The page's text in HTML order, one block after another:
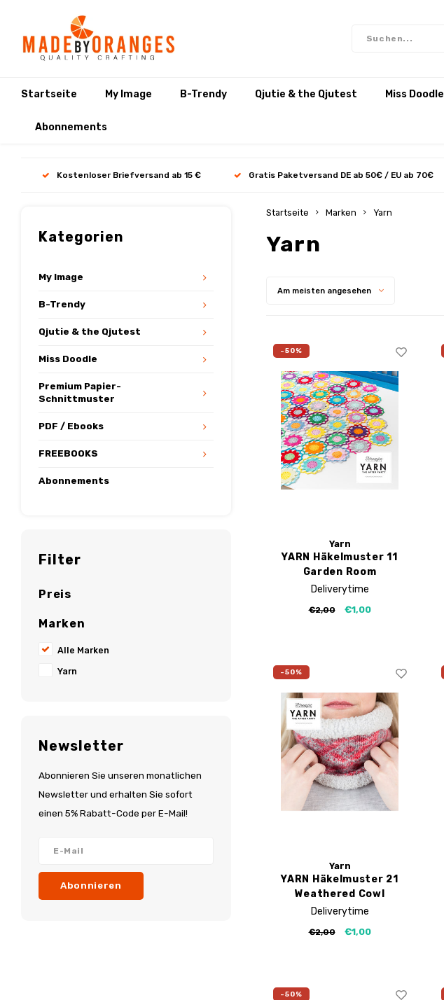
Startseite My Image B-Trendy Qjutie & the Qjutest Miss Doodle
Abonnements
Kostenloser Briefversand ab 15 € Gratis Paketversand DE ab 50€ / EU ab 70€
Kategorien
My Image
B-Trendy
Qjutie & the Qjutest
Miss Doodle
Premium Papier-
Schnittmuster
PDF / Ebooks
FREEBOOKS
Abonnements
Filter
Preis
Marken
Alle Marken
Yarn
Newsletter
Abonnieren Sie unseren monatlichen
Newsletter und erhalten Sie sofort
einen 5% Rabatt-Code per E-Mail!
Abonnieren
Startseite Marken Yarn
Yarn
Am meisten angesehen
-50%
Yarn
YARN Häkelmuster 11
Garden Room
Tablecloth
Deliverytime
€2,00 €1,00
-50%
Yarn
YARN Häkelmuster 21
Weathered Cowl
Deliverytime
€2,00 €1,00
-50%